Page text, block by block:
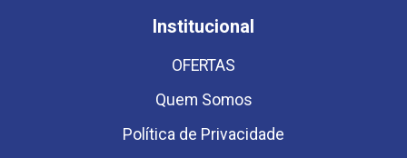
Institucional
OFERTAS
Quem Somos
Política de Privacidade